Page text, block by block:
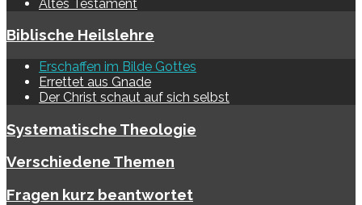
Altes Testament
Biblische Heilslehre
Erschaffen im Bilde Gottes
Errettet aus Gnade
Der Christ schaut auf sich selbst
Systematische Theologie
Verschiedene Themen
Fragen kurz beantwortet